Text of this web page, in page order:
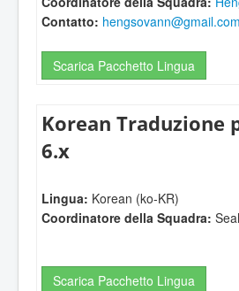
Contatto: hengsovann@gmail.com
Scarica Pacchetto Lingua
Korean Traduzione
6.x
Lingua: Korean (ko-KR)
Coordinatore della Squadra:
Scarica Pacchetto Lingua